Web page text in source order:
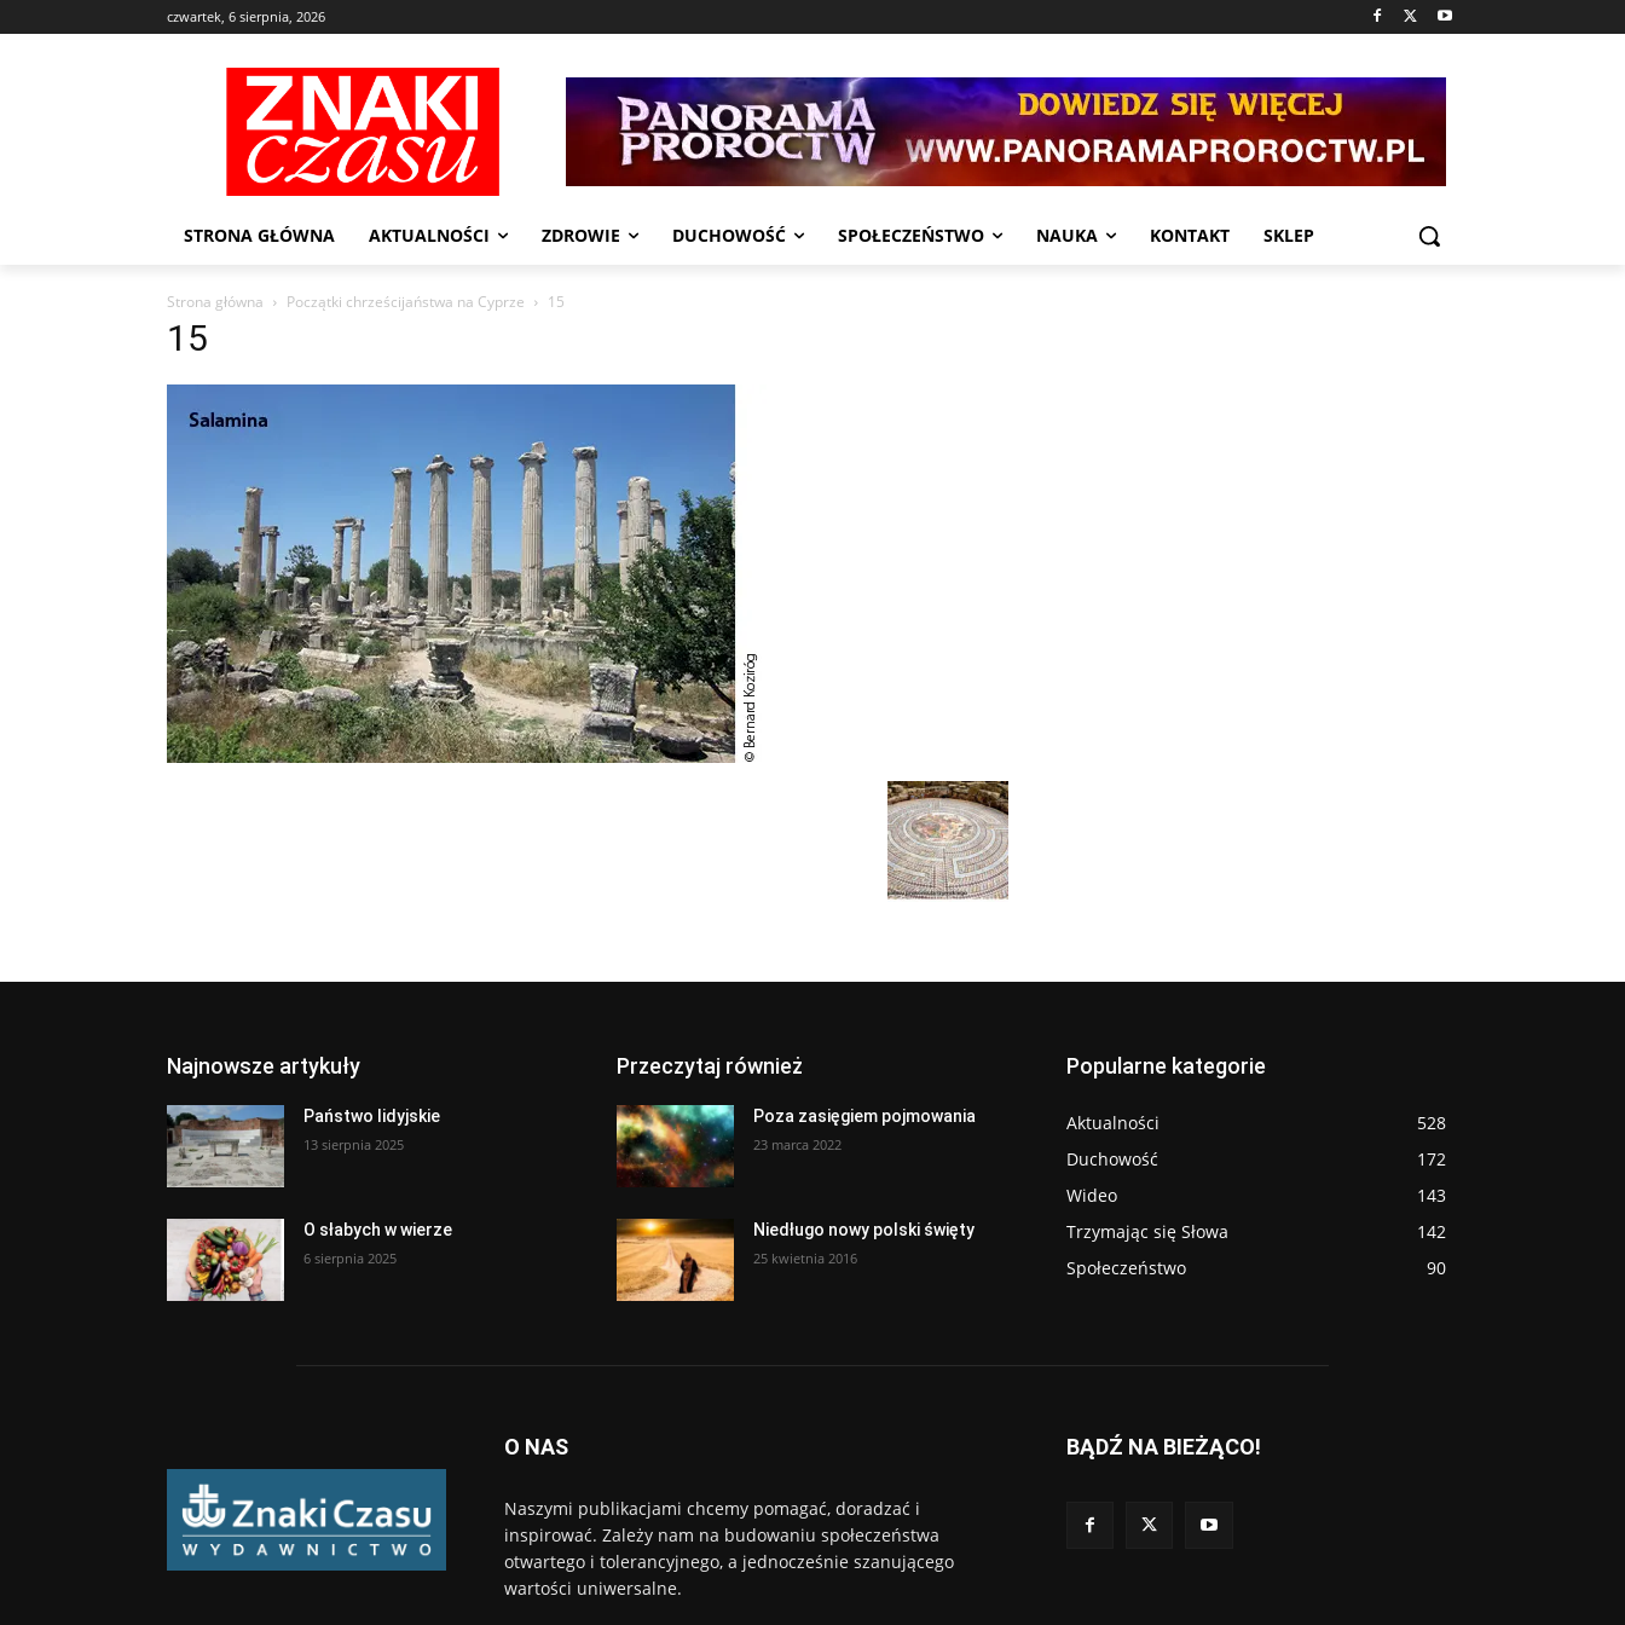
czwartek, 6 sierpnia, 2026
STRONA GŁÓWNA AKTUALNOŚCI ZDROWIE DUCHOWOŚĆ SPOŁECZEŃSTWO NAUKA KONTAKT SKLEP
Strona główna Początki chrześcijaństwa na Cyprze 15
15
Najnowsze artykuły
Państwo lidyjskie
13 sierpnia 2025
O słabych w wierze
6 sierpnia 2025
Przeczytaj również
Poza zasięgiem pojmowania
23 marca 2022
Niedługo nowy polski święty
25 kwietnia 2016
Popularne kategorie
Aktualności
528
Duchowość
172
Wideo
143
Trzymając się Słowa
142
Społeczeństwo
90
O NAS
Naszymi publikacjami chcemy pomagać, doradzać i
inspirować. Zależy nam na budowaniu społeczeństwa
otwartego i tolerancyjnego, a jednocześnie szanującego
wartości uniwersalne.
BĄDŹ NA BIEŻĄCO!